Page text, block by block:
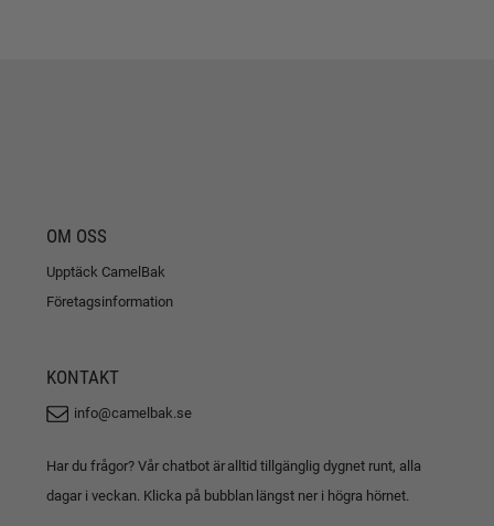
OM OSS
Upptäck CamelBak
Företagsinformation
KONTAKT
info@camelbak.se
Har du frågor? Vår chatbot är alltid tillgänglig dygnet runt, alla
dagar i veckan. Klicka på bubblan längst ner i högra hörnet.